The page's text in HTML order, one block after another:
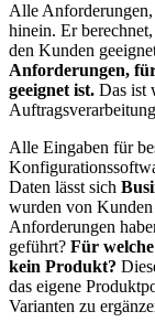
Alle
hinein. Er
den Kunden
Anforderungen,
geeignet ist. Das ist
Alle Eingaben für
Daten lässt sich
wurden von Kunden
Anforderungen
geführt? Für
kein Produkt?
das eigene
Varianten zu